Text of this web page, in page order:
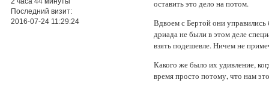
Последний визит:
2016-07-24 11:29:24
оставить это дело на потом.
Вдвоем с Бертой они
дриада не были в этом деле
взять подешевле. Ничем не
Какого же было их удивление,
время просто потому, что нам